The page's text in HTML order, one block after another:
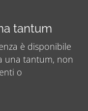
tantum
è disponibile
una tantum, non
o